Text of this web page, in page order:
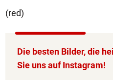
(red)
Die besten Bilder, die
Sie uns auf Instagram!